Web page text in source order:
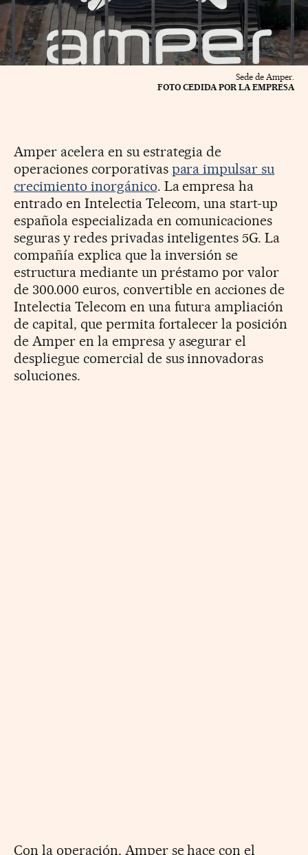
Sede de Amper.
FOTO CEDIDA POR LA EMPRESA
Amper acelera en su estrategia de
operaciones corporativas para impulsar su
crecimiento inorgánico. La empresa ha
entrado en Intelectia Telecom, una start-up
española especializada en comunicaciones
seguras y redes privadas inteligentes 5G. La
compañía explica que la inversión se
estructura mediante un préstamo por valor
de 300.000 euros, convertible en acciones de
Intelectia Telecom en una futura ampliación
de capital, que permita fortalecer la posición
de Amper en la empresa y asegurar el
despliegue comercial de sus innovadoras
soluciones.
Con la operación, Amper se hace con el